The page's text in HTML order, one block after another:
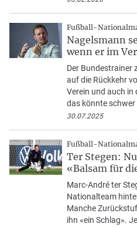
Fußball-
Nagelsmann
wenn er im
Der Bundestrainer
auf die Rückkehr
Verein und auch
das könnte schwer
30.07.2025
Fußball-
Ter Stegen:
«Balsam für
Marc-André ter
Nationalteam
Manche
ihn «ein Schlag».